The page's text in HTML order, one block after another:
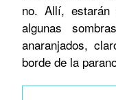
no. Allí, estarán
algunas
anaranjados,
borde de la